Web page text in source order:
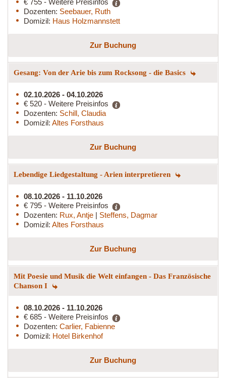
Dozenten: Seebauer, Ruth
Domizil: Haus Holzmannstett
Zur Buchung
Gesang: Von der Arie bis zum Rocksong - die Basics
02.10.2026 - 04.10.2026
€ 520 - Weitere Preisinfos
Dozenten: Schill, Claudia
Domizil: Altes Forsthaus
Zur Buchung
Lebendige Liedgestaltung - Arien interpretieren
08.10.2026 - 11.10.2026
€ 795 - Weitere Preisinfos
Dozenten: Rux, Antje | Steffens, Dagmar
Domizil: Altes Forsthaus
Zur Buchung
Mit Poesie und Musik die Welt einfangen - Das Französische
Chanson I
08.10.2026 - 11.10.2026
€ 685 - Weitere Preisinfos
Dozenten: Carlier, Fabienne
Domizil: Hotel Birkenhof
Zur Buchung